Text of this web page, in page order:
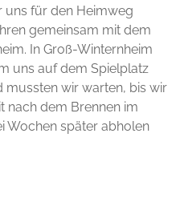
uns für den Heimweg
gemeinsam mit dem
In Groß-Winternheim
uns auf dem Spielplatz
mussten wir warten, bis wir
nach dem Brennen im
Wochen später abholen